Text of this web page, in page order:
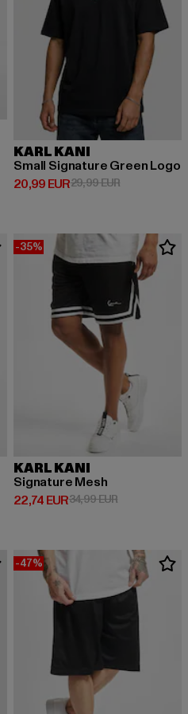
59,99 EUR
KARL KANI
Small Signature Green Logo
20,99 EUR
Derzeitiger Preis: 20,99 EUR
29,99 EURAktionspreis:
EUR
-35%
KARL KANI
Signature Mesh
22,74 EUR
Derzeitiger Preis: 22,74 EUR
34,99 EURAktionspreis:
-47%